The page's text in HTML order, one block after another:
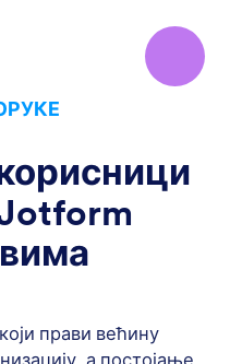
прави већину